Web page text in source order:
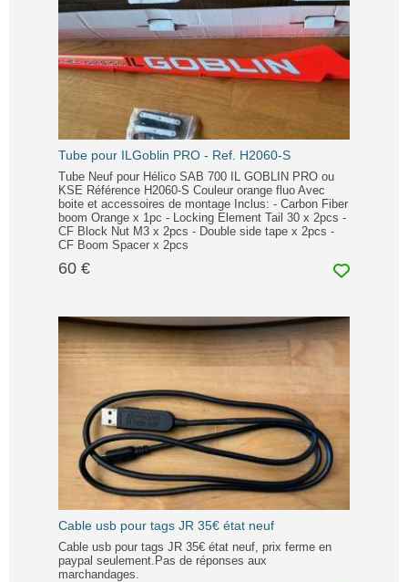
Tube pour ILGoblin PRO - Ref. H2060-S
Tube Neuf pour Hélico SAB 700 IL GOBLIN PRO ou
KSE Référence H2060-S Couleur orange fluo Avec
boite et accessoires de montage Inclus: - Carbon Fiber
boom Orange x 1pc - Locking Element Tail 30 x 2pcs -
CF Block Nut M3 x 2pcs - Double side tape x 2pcs -
CF Boom Spacer x 2pcs
60 €
Cable usb pour tags JR 35€ état neuf
Cable usb pour tags JR 35€ état neuf, prix ferme en
paypal seulement.Pas de réponses aux
marchandages.